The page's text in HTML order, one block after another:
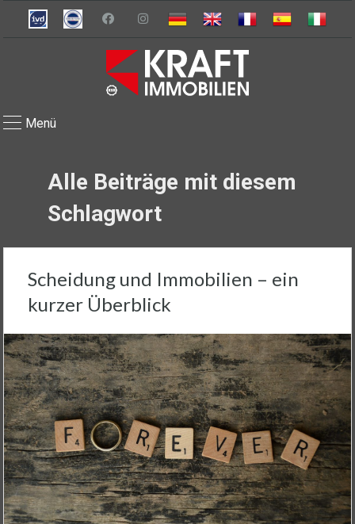
Menü
Alle Beiträge mit diesem
Schlagwort
Scheidung und Immobilien – ein
kurzer Überblick